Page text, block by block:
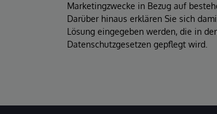
Marketingzwecke in Bezug auf
Darüber hinaus erklären Sie sich
Lösung eingegeben werden, die in
Datenschutzgesetzen gepflegt wird.